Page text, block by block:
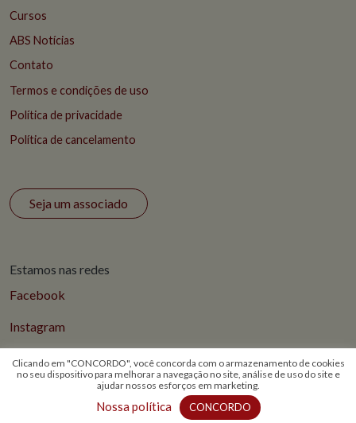
Cursos
ABS Notícias
Contato
Termos e condições de uso
Política de privacidade
Política de cancelamento
Seja um associado
Estamos nas redes
Facebook
Instagram
© 2026 Todos os direitos reservados - ABS Rio
Clicando em "CONCORDO", você concorda com o armazenamento de cookies
no seu dispositivo para melhorar a navegação no site, análise de uso do site e
ajudar nossos esforços em marketing.
Nossa política CONCORDO